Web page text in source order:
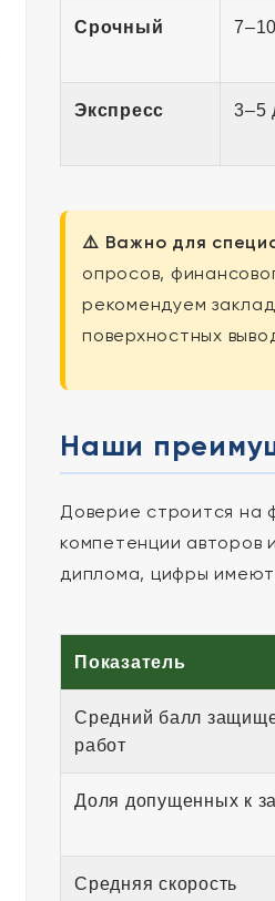
Срочный
Экспресс 3–5
⚠️ Важно для
опросов,
рекомендуем
поверхностных
Наши
Доверие строится на
компетенции авторов
диплома, цифры имеют
Показатель
Средний балл
работ
Доля допущенных к
Средняя скорость